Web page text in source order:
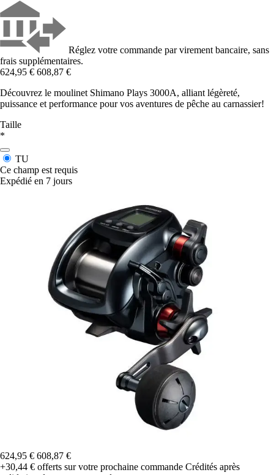
Réglez votre commande par virement bancaire, sans
frais supplémentaires.
624,95 € 608,87 €
Découvrez le moulinet Shimano Plays 3000A, alliant légèreté,
puissance et performance pour vos aventures de pêche au carnassier!
Taille
*
TU
Ce champ est requis
Expédié en 7 jours
624,95 € 608,87 €
+30,44 € offerts sur votre prochaine commande Crédités après